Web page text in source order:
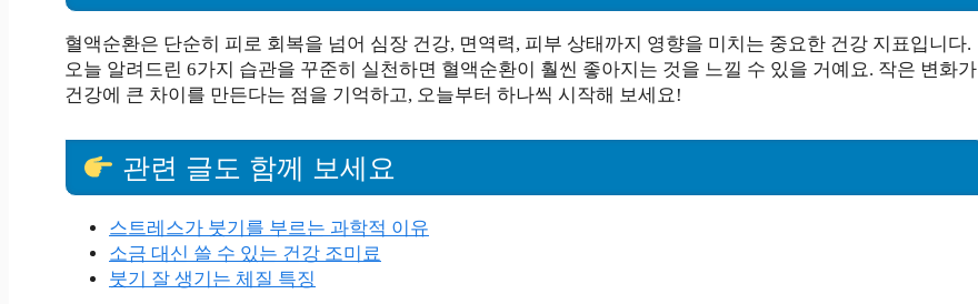
혈액순환은 단순히 피로 회복을 넘어 심장 건강, 면역력, 피부 상태까지 영향을 미치는 중요한 건강 지표입니다.
오늘 알려드린 6가지 습관을 꾸준히 실천하면 혈액순환이 훨씬 좋아지는 것을 느낄 수 있을 거예요. 작은 변화가
건강에 큰 차이를 만든다는 점을 기억하고, 오늘부터 하나씩 시작해 보세요!
관련 글도 함께 보세요
스트레스가 붓기를 부르는 과학적 이유
소금 대신 쓸 수 있는 건강 조미료
붓기 잘 생기는 체질 특징